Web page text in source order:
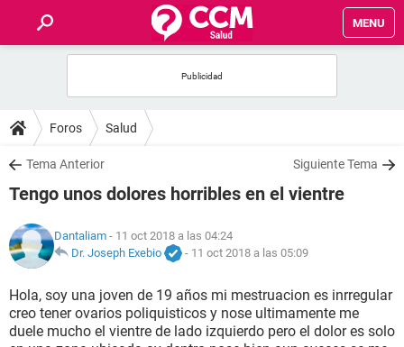
MENU
FOROS
SALUD
FAMILIA
NUTRICIÓN
BIENESTAR
Foros Salud
Tema Anterior Siguiente Tema
Tengo unos dolores horribles en el vientre
Dantaliam - 11 oct 2018 a las 04:24
Dr. Joseph Exebio
- 11 oct 2018 a las 05:09
Hola, soy una joven de 19 años mi mestruacion es inrregular
creo tener ovarios poliquisticos y nose ultimamente me
duele mucho el vientre de lado izquierdo pero el dolor es solo